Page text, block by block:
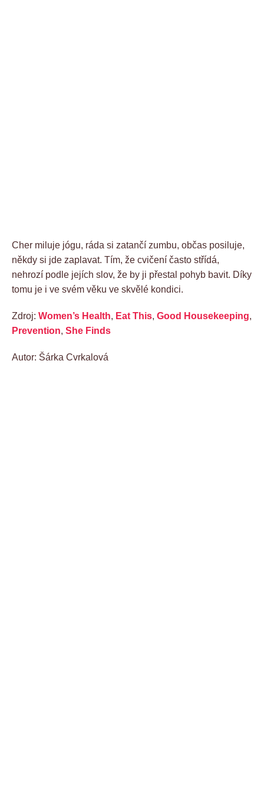
Cher miluje jógu, ráda si zatančí zumbu, občas posiluje,
někdy si jde zaplavat. Tím, že cvičení často střídá,
nehrozí podle jejích slov, že by ji přestal pohyb bavit. Díky
tomu je i ve svém věku ve skvělé kondici.
Zdroj: Women’s Health, Eat This, Good Housekeeping,
Prevention, She Finds
Autor: Šárka Cvrkalová